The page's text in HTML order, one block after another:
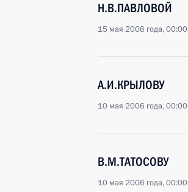
Н.В.ПАВЛОВОЙ
15 мая 2006 года, 00:00
А.И.КРЫЛОВУ
10 мая 2006 года, 00:00
В.М.ТАТОСОВУ
10 мая 2006 года, 00:00